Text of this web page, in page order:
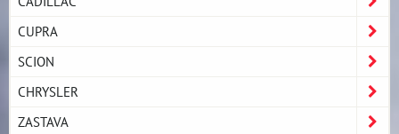
CUPRA
SCION
CHRYSLER
ZASTAVA